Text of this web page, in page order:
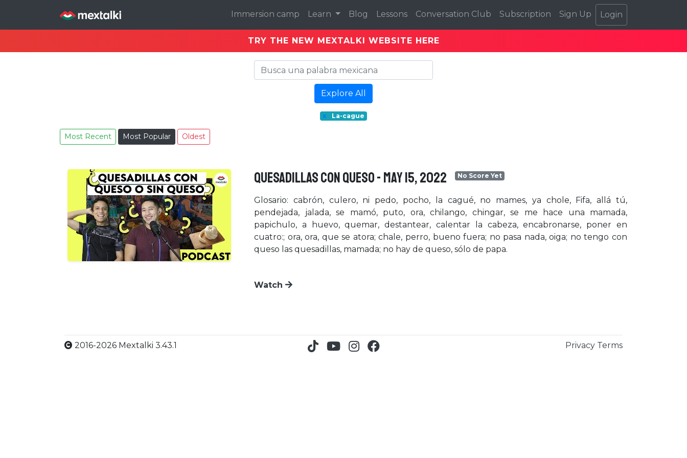
Immersion camp Learn Blog Lessons Conversation Club Subscription Sign Up Login
TRY THE NEW MEXTALKI WEBSITE HERE
Explore All
x La-cague
Most Recent Most Popular Oldest
QUESADILLAS CON QUESO - May 15, 2022 No Score Yet
Glosario: cabrón, culero, ni pedo, pocho, la cagué, no mames, ya chole, Fifa, allá tú,
pendejada, jalada, se mamó, puto, ora, chilango, chingar, se me hace una mamada,
papichulo, a huevo, quemar, destantear, calentar la cabeza, encabronarse, poner en
cuatro:; ora, ora, que se atora; chale, perro, bueno fuera; no pasa nada, oiga; no tengo con
queso las quesadillas, mamada; no hay de queso, sólo de papa.
Watch
2016-2026 Mextalki 3.43.1 Privacy Terms